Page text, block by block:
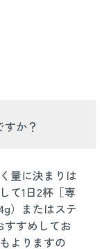
か？
量に決まりは
て1日2杯［専
）またはステ
すすめしてお
よりますの